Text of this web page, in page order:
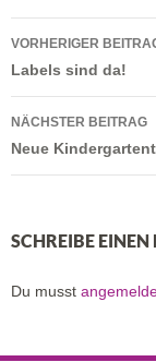
VORHERIGER
Labels sind da!
NÄCHSTER BEITRAG
Neue
SCHREIBE
Du musst